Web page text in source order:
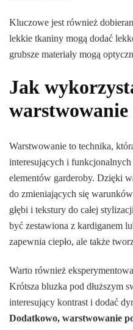
Kluczowe jest również
lekkie tkaniny mogą dodać
grubsze materiały mogą
Jak
warstwowanie
Warstwowanie to technika,
interesujących i
elementów garderoby. Dzięki
do zmieniających się
głębi i tekstury do całej
być zestawiona z kardiganem
zapewnia ciepło, ale także
Warto również
Krótsza bluzka pod dłuższym
interesujący kontrast i dodać
Dodatkowo, warstwowanie